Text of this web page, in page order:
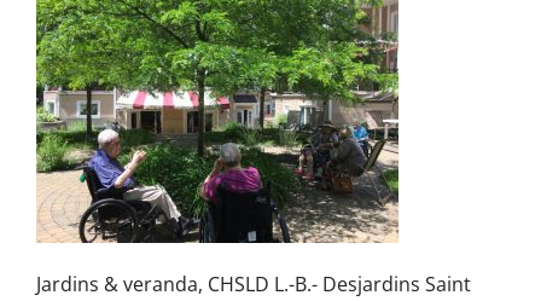
Jardins & veranda, CHSLD L.-B.- Desjardins Saint